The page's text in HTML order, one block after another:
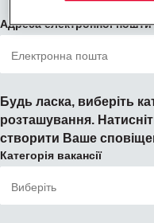
Адреса електронної пошти
Будь ласка, виберіть
розташування.
створити Ваше
Категорія вакансії